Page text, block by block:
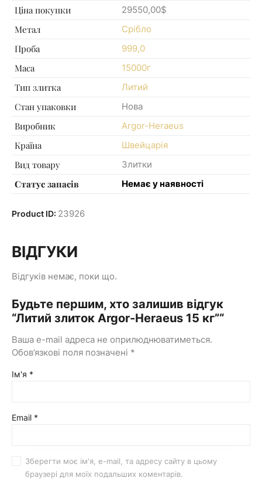
Ціна покупки 29550,00$
Метал Срібло
Проба 999,0
Маса 15000г
Тип злитка Литий
Стан упаковки Нова
Виробник Argor-Heraeus
Країна Швейцарія
Вид товару Злитки
Статус запасів Немає у наявності
Product ID: 23926
ВІДГУКИ
Відгуків немає, поки що.
Будьте першим, хто залишив відгук
“Литий злиток Argor-Heraeus 15 кг”“
Ваша e-mail адреса не оприлюднюватиметься.
Обов’язкові поля позначені *
Ім'я *
Email *
Зберегти моє ім'я, e-mail, та адресу сайту в цьому
браузері для моїх подальших коментарів.